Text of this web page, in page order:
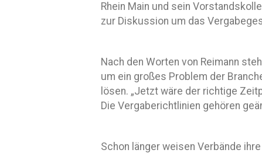
Rhein Main und sein
zur Diskussion um das
Nach den Worten von Reimann
um ein großes Problem der
lösen. „Jetzt wäre der richtige
Die Vergaberichtlinien gehören
Schon länger weisen Verbände